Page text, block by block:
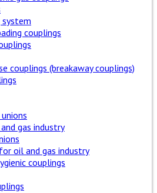
couplings
couplings (breakaway couplings)
gas industry
oil and gas industry
couplings